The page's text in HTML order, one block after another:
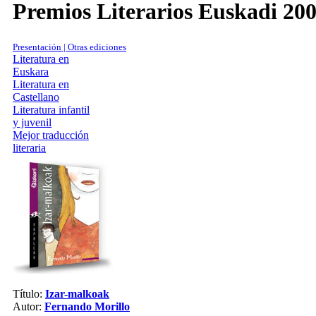
Premios Literarios Euskadi
Presentación | Otras ediciones
Literatura en
Euskara
Literatura en
Castellano
Literatura infantil
y juvenil
Mejor traducción
literaria
Título: Izar-malkoak
Autor: Fernando Morillo